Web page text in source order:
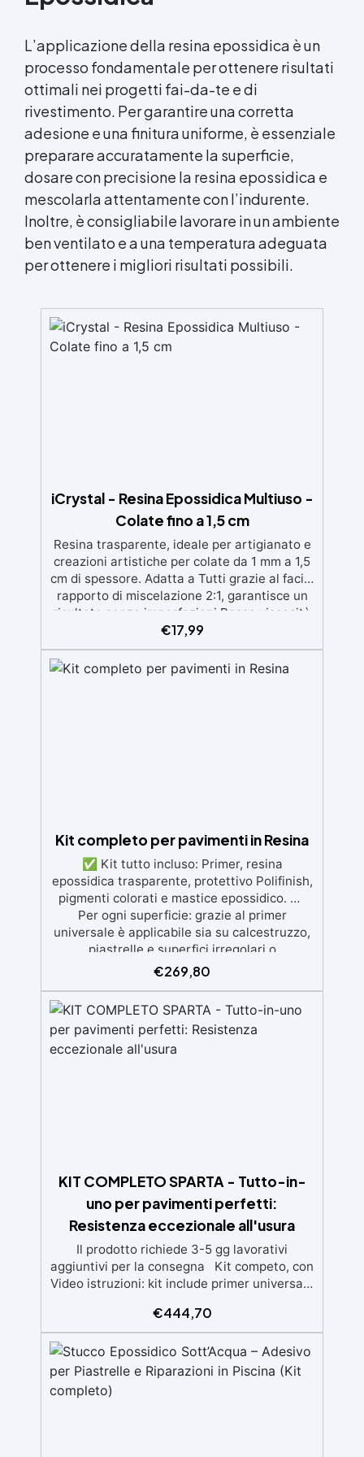
L’applicazione della resina epossidica è un
processo fondamentale per ottenere risultati
ottimali nei progetti fai-da-te e di
rivestimento. Per garantire una corretta
adesione e una finitura uniforme, è essenziale
preparare accuratamente la superficie,
dosare con precisione la resina epossidica e
mescolarla attentamente con l’indurente.
Inoltre, è consigliabile lavorare in un ambiente
ben ventilato e a una temperatura adeguata
per ottenere i migliori risultati possibili.
iCrystal - Resina Epossidica Multiuso -
Colate fino a 1,5 cm
Resina trasparente, ideale per artigianato e
creazioni artistiche per colate da 1 mm a 1,5
cm di spessore. Adatta a Tutti grazie al facile
rapporto di miscelazione 2:1, garantisce un
risultato senza imperfezioni Bassa viscosità
per colate senza bolle, compatibile con
legno, silicone, vetro, metallo e altri
materiali. Certificata post-catalisi atossica e
sicura per il contatto con la pelle, Bpa Free e
€17,99
Kit completo per pavimenti in Resina
✅ Kit tutto incluso: Primer, resina
epossidica trasparente, protettivo Polifinish,
pigmenti colorati e mastice epossidico. ✅
Per ogni superficie: grazie al primer
universale è applicabile sia su calcestruzzo,
piastrelle e superfici irregolari o
danneggiate. ✅ Facile da applicare: Video
Guida completa inclusa, 3 semplici passaggi,
finitura protettiva antigraffio. ✅ Risultati
professionali: Sistema autolivellante,
resistente ai raggi UV, duraturo e con finitura
€269,80
KIT COMPLETO SPARTA - Tutto-in-
uno per pavimenti perfetti:
Resistenza eccezionale all'usura
Il prodotto richiede 3-5 gg lavorativi
aggiuntivi per la consegna Kit competo, con
Video istruzioni: kit include primer universale
resina rivestimento antigraffio, pronto
all'uso! Massima resistenza all'usura: il
sistema poliaspartico SPARTA offre una
protezione eccezionale contro graffi, agenti
chimici e carichi pesanti, ideale per ambienti
ad alto traffico.​ Applicazione rapida e
€444,70